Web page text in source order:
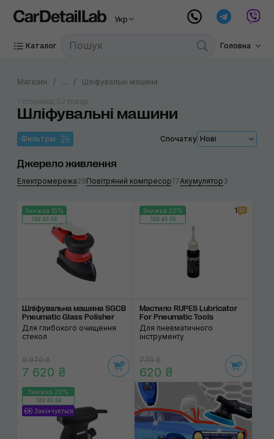
Укр
Каталог Головна
Магазин ... Шліфувальні машини
Шліфувальні машини
1 сторінка, 52 товар
Фильтры Спочатку Нові
Джерело живлення
Електромережа29Повітряний компресор17Акумулятор3
Знижка 15%
182:45:59
Шліфувальна машина SGCB
Pneumatic Glass Polisher
Для глибокого очищення
стекол
8 970 ₴
7 620 ₴
Знижка 20%
182:45:59
1
Мастило RUPES Lubricator
For Pneumatic Tools
Для пневматичного
інструменту
770 ₴
620 ₴
Знижка 20%
182:45:59
Закінчується